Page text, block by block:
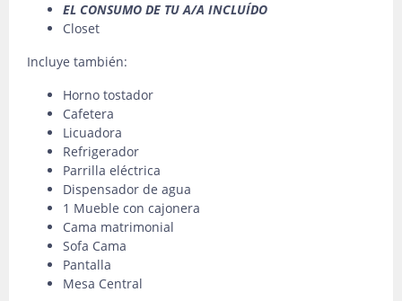
EL CONSUMO DE TU A/A INCLUÍDO
Closet
Incluye también:
Horno tostador
Cafetera
Licuadora
Refrigerador
Parrilla eléctrica
Dispensador de agua
1 Mueble con cajonera
Cama matrimonial
Sofa Cama
Pantalla
Mesa Central